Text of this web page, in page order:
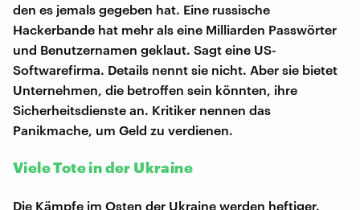
den es jemals gegeben hat. Eine russische
Hackerbande hat mehr als eine Milliarden Passwörter
und Benutzernamen geklaut. Sagt eine US-
Softwarefirma. Details nennt sie nicht. Aber sie bietet
Unternehmen, die betroffen sein könnten, ihre
Sicherheitsdienste an. Kritiker nennen das
Panikmache, um Geld zu verdienen.
Viele Tote in der Ukraine
Die Kämpfe im Osten der Ukraine werden heftiger.